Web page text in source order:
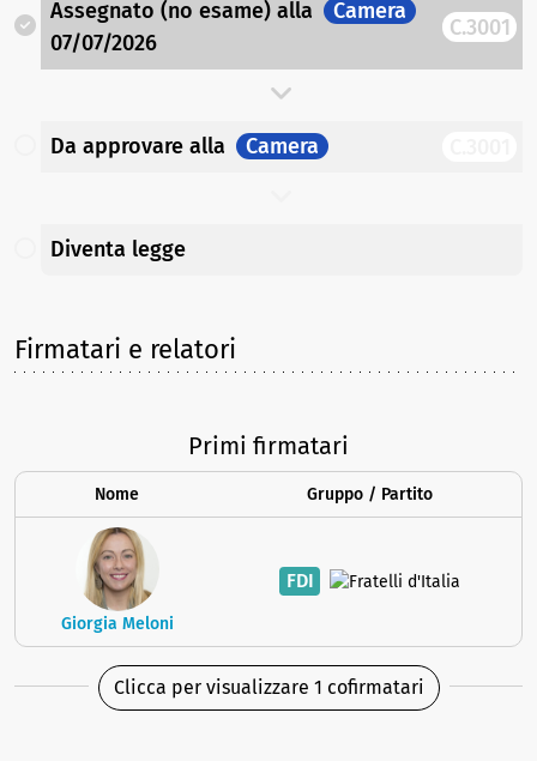
Assegnato (no esame) alla
Camera
07/07/2026
C.3001
Da approvare alla Camera
Diventa legge
Firmatari e relatori
Primi firmatari
Nome Gruppo / Partito
Giorgia Meloni
FDI
Clicca per visualizzare 1 cofirmatari